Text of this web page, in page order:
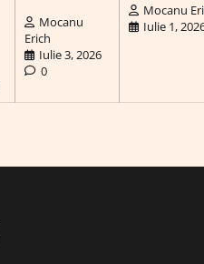
Mocanu
Erich
Iulie 3, 2026
0
Mocanu
Iulie 1,